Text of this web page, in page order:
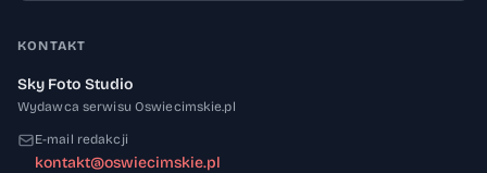
KONTAKT
Sky Foto Studio
Wydawca serwisu Oswiecimskie.pl
E-mail redakcji
kontakt@oswiecimskie.pl